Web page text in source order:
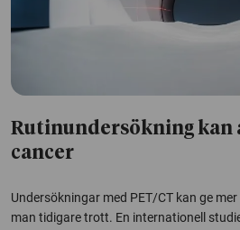
Rutinundersökning kan
cancer
Undersökningar med PET/CT kan ge
man tidigare trott. En internationell